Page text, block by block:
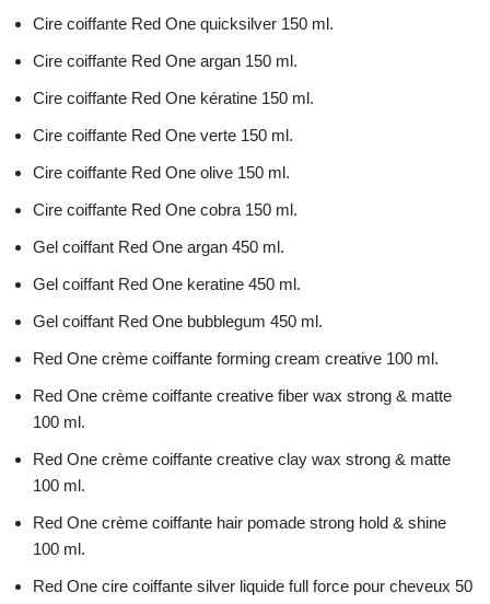
Cire coiffante Red One quicksilver 150 ml.
Cire coiffante Red One argan 150 ml.
Cire coiffante Red One kératine 150 ml.
Cire coiffante Red One verte 150 ml.
Cire coiffante Red One olive 150 ml.
Cire coiffante Red One cobra 150 ml.
Gel coiffant Red One argan 450 ml.
Gel coiffant Red One keratine 450 ml.
Gel coiffant Red One bubblegum 450 ml.
Red One crème coiffante forming cream creative 100 ml.
Red One crème coiffante creative fiber wax strong & matte
100 ml.
Red One crème coiffante creative clay wax strong & matte
100 ml.
Red One crème coiffante hair pomade strong hold & shine
100 ml.
Red One cire coiffante silver liquide full force pour cheveux 50